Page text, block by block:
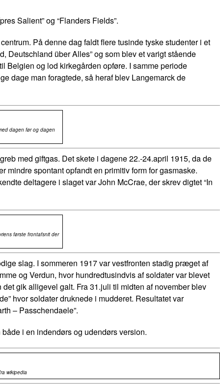
Salient” og “Flanders Fields”.
På denne dag faldt flere tusinde tyske studenter i et
Deutschland über Alles” og som blev et varigt stående
og lod kirkegården opføre. I samme periode
dage man foragtede, så heraf blev Langemarck de
dagen før og dagen
med giftgas. Det skete i dagene 22.-24.april 1915, da de
spontant opfandt en primitiv form for gasmaske.
deltagere i slaget var John McCrae, der skrev digtet “In
første frontafsnit der
slag. I sommeren 1917 var vestfronten stadig præget af
og Verdun, hvor hundredtusindvis af soldater var blevet
gik alligevel galt. Fra 31.juli til midten af november blev
hvor soldater druknede i mudderet. Resultatet var
– Passchendaele”.
i en indendørs og udendørs version.
wikipedia